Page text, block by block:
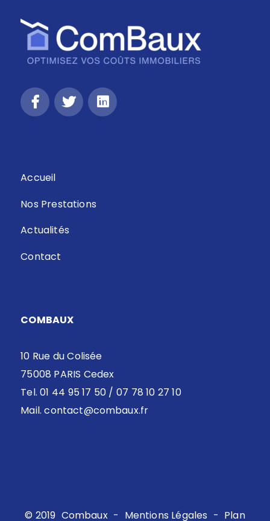
Accueil
Nos Prestations
Actualités
Contact
COMBAUX
10 Rue du Colisée
75008 PARIS Cedex
Tel. 01 44 95 17 50 / 07 78 10 27 10
Mail.contact@combaux.fr
© 2019 Combaux - Mentions Légales - Plan